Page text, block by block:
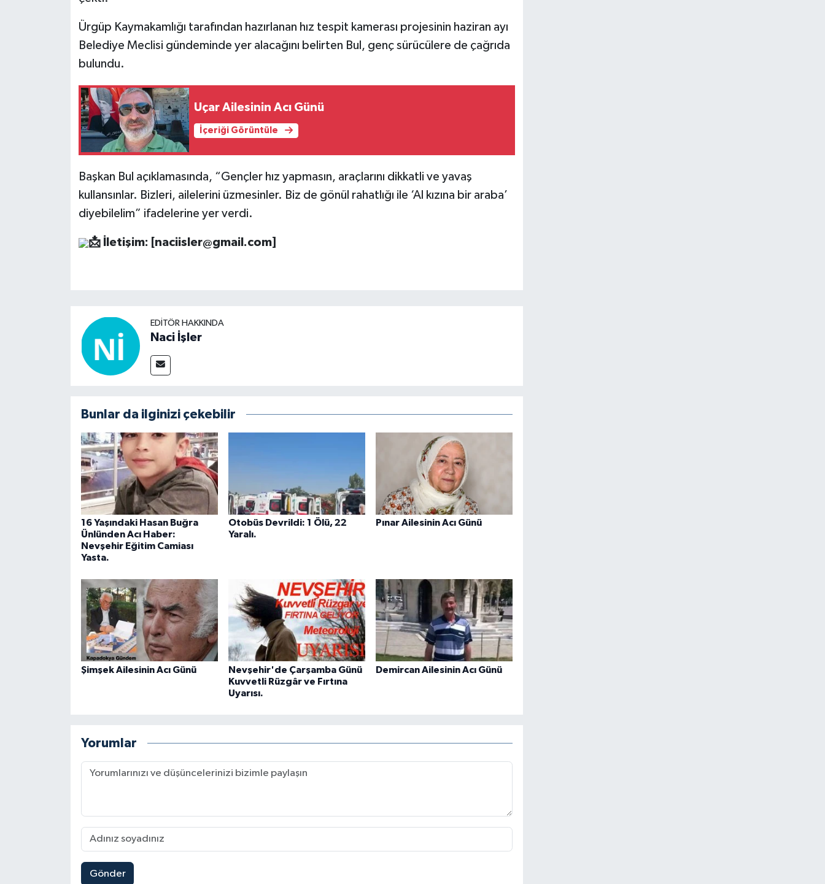
Ürgüp Kaymakamlığı tarafından hazırlanan hız tespit kamerası projesinin haziran ayı
Belediye Meclisi gündeminde yer alacağını belirten Bul, genç sürücülere de çağrıda
bulundu.
Uçar Ailesinin Acı Günü
İçeriği Görüntüle
Başkan Bul açıklamasında, “Gençler hız yapmasın, araçlarını dikkatli ve yavaş
kullansınlar. Bizleri, ailelerini üzmesinler. Biz de gönül rahatlığı ile ‘Al kızına bir araba’
diyebilelim” ifadelerine yer verdi.
📩İletişim: [naciisler@gmail.com]
EDITÖR HAKKINDA
Naci İşler
Bunlar da ilginizi çekebilir
16 Yaşındaki Hasan Buğra
Ünlünden Acı Haber:
Nevşehir Eğitim Camiası
Yasta.
Otobüs Devrildi: 1 Ölü, 22
Yaralı.
Pınar Ailesinin Acı Günü
Şimşek Ailesinin Acı Günü
Nevşehir'de Çarşamba Günü
Kuvvetli Rüzgâr ve Fırtına
Uyarısı.
Demircan Ailesinin Acı Günü
Yorumlar
Gönder